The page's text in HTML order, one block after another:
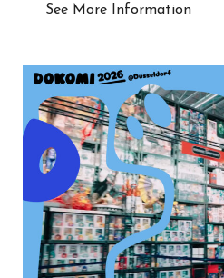
See More Information